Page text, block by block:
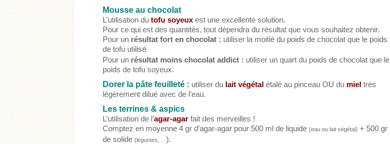
Mousse au chocolat
L’utilisation du tofu soyeux est une excellente solution.
Pour ce qui est des quantités, tout dépendra du résultat que vous souhaitez obtenir.
Pour un résultat fort en chocolat : utiliser la moitié du poids de chocolat que le poids
de tofu utilisé
Pour un résultat moins chocolat addict : utiliser un quart du poids de chocolat que le
poids de tofu soyeux.
Dorer la pâte feuilleté : utiliser du lait végétal étalé au pinceau OU du miel très
légèrement dilué avec de l’eau.
Les terrines & aspics
L’utilisation de l’agar-agar fait des merveilles !
Comptez en moyenne 4 gr d’agar-agar pour 500 ml de liquide(eau ou lait végétal) + 500 gr
de solide(légumes, … ).